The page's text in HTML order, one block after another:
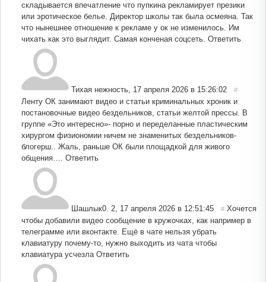
складывается впечатление что пупкина рекламирует презики
или эротическое белье. Директор школы так была осмеяна. Так
что нынешнее отношение к рекламе у ок не изменилось. Им
чихать как это выглядит. Самая конченая соцсеть. Ответить
Тихая нежность 17 апреля 2026 в 15:26:02 #
Ленту ОК занимают видео и статьи криминальных хроник и
постановочные видео бездельников, статьи желтой прессы. В
группе «Это интересно»- порно и переделанные пластическим
хирургом физиономии ничем не знаменитых бездельников-
блогерш.. Жаль, раньше ОК были площадкой для живого
общения….
Ответить
Шашлык0. 2 17 апреля 2026 в 12:51:45 # Хочется
чтобы добавили видео сообщение в кружочках, как например в
телеграмме или вконтакте. Ещё в чате нельзя убрать
клавиатуру почему-то, нужно выходить из чата чтобы
клавиатура усчезла Ответить